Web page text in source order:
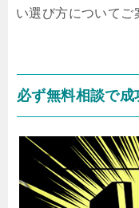
い選び方についてご
必ず無料相談で